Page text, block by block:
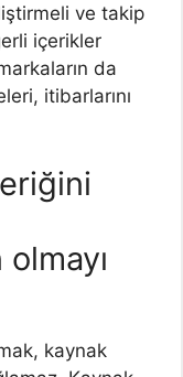
ve takip
içerikler
da
itibarlarını
kaynak